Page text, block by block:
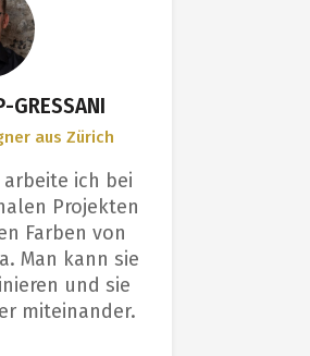
GRESSANI
aus Zürich
ich bei
Projekten
Farben von
Man kann sie
und sie
miteinander.